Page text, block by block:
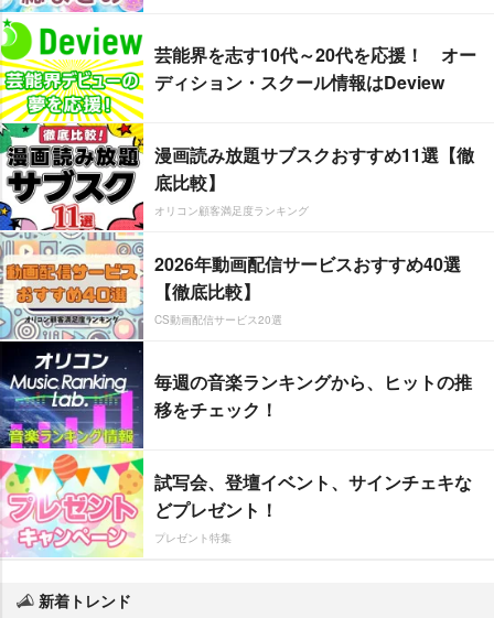
芸能界を志す10代～20代を応援！ オー
ディション・スクール情報はDeview
漫画読み放題サブスクおすすめ11選【徹
底比較】
オリコン顧客満足度ランキング
2026年動画配信サービスおすすめ40選
【徹底比較】
CS動画配信サービス20選
毎週の音楽ランキングから、ヒットの推
移をチェック！
試写会、登壇イベント、サインチェキな
どプレゼント！
プレゼント特集
新着トレンド